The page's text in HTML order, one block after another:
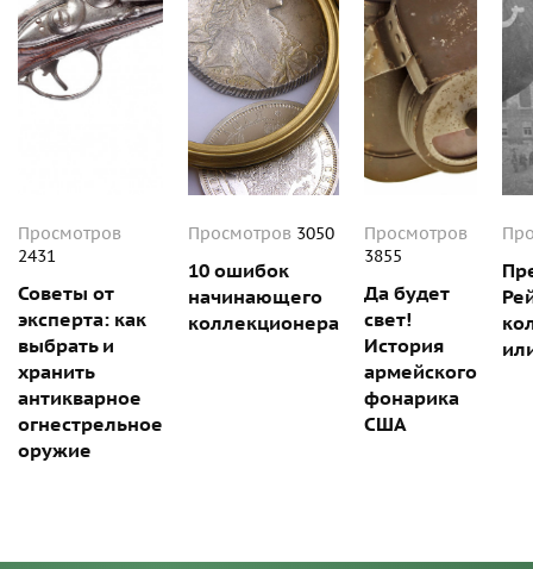
Просмотров
2431
Советы от
эксперта: как
выбрать и
хранить
антикварное
огнестрельное
оружие
Просмотров 3050
10 ошибок
начинающего
коллекционера
Просмотров
3855
Да будет
свет!
История
армейского
фонарика
США